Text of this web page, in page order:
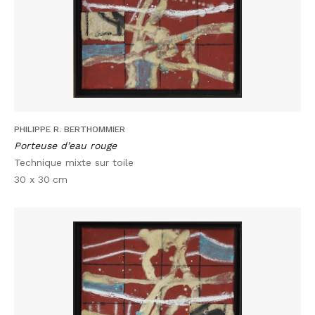
PHILIPPE R. BERTHOMMIER
Porteuse d’eau rouge
Technique mixte sur toile
30 x 30 cm